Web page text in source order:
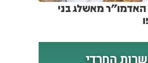
מאשלג בני